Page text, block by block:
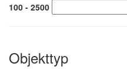
100 - 2500
Objekttyp